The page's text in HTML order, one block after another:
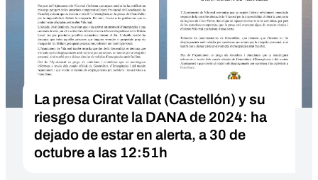
La presa Cirat Vallat (Castellón) y su
riesgo durante la DANA de 2024: ha
dejado de estar en alerta, a 30 de
octubre a las 12:51h